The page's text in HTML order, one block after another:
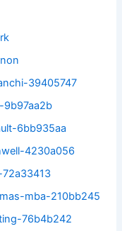
39405747
6bb935aa
4230a056
mba-210bb245
76b4b242